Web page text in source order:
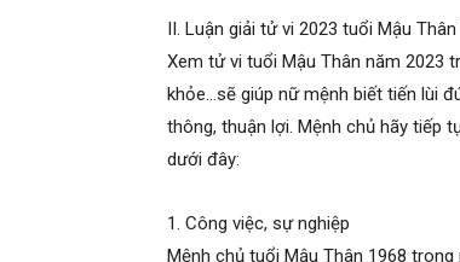
II. Luận giải tử vi 2023 tuổi Mậu
Xem tử vi tuổi Mậu Thân năm 2023
khỏe…sẽ giúp nữ mệnh biết tiến lùi
thông, thuận lợi. Mệnh chủ hãy tiếp
dưới đây:
1. Công việc, sự nghiệp
Mệnh chủ tuổi Mậu Thân 1968